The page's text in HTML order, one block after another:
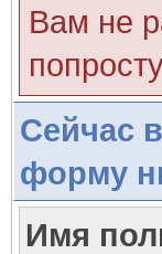
Вам не
Сейчас
форму
Имя